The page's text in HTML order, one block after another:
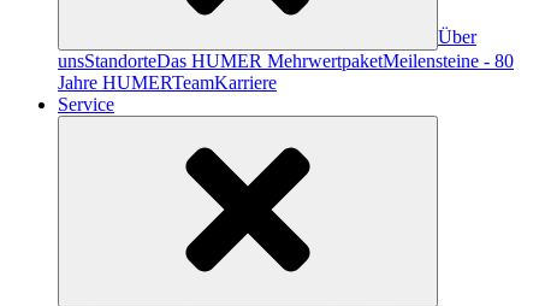
Über
unsStandorteDas HUMER MehrwertpaketMeilensteine - 80
Jahre HUMERTeamKarriere
Service